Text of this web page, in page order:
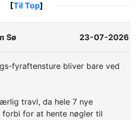
[Til Top]
Sø 23-07-2026
fyraftensture bliver bare ved
travl, da hele 7 nye
forbi for at hente nøgler til